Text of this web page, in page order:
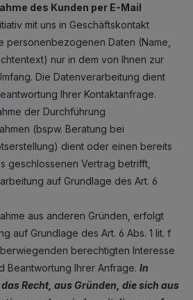
des Kunden per E-Mail
mit uns in Geschäftskontakt
personenbezogenen Daten (Name,
nur in dem von Ihnen zur
Die Datenverarbeitung dient
Ihrer Kontaktanfrage.
der Durchführung
(bspw. Beratung bei
dient oder einen bereits
geschlossenen Vertrag betrifft,
auf Grundlage des Art. 6
aus anderen Gründen, erfolgt
auf Grundlage des Art. 6 Abs. 1 lit. f
berechtigten Interesse
Beantwortung Ihrer Anfrage. In
Recht, aus Gründen, die sich aus